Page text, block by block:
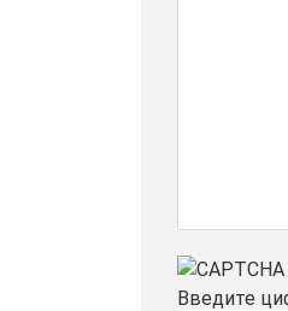
Введите